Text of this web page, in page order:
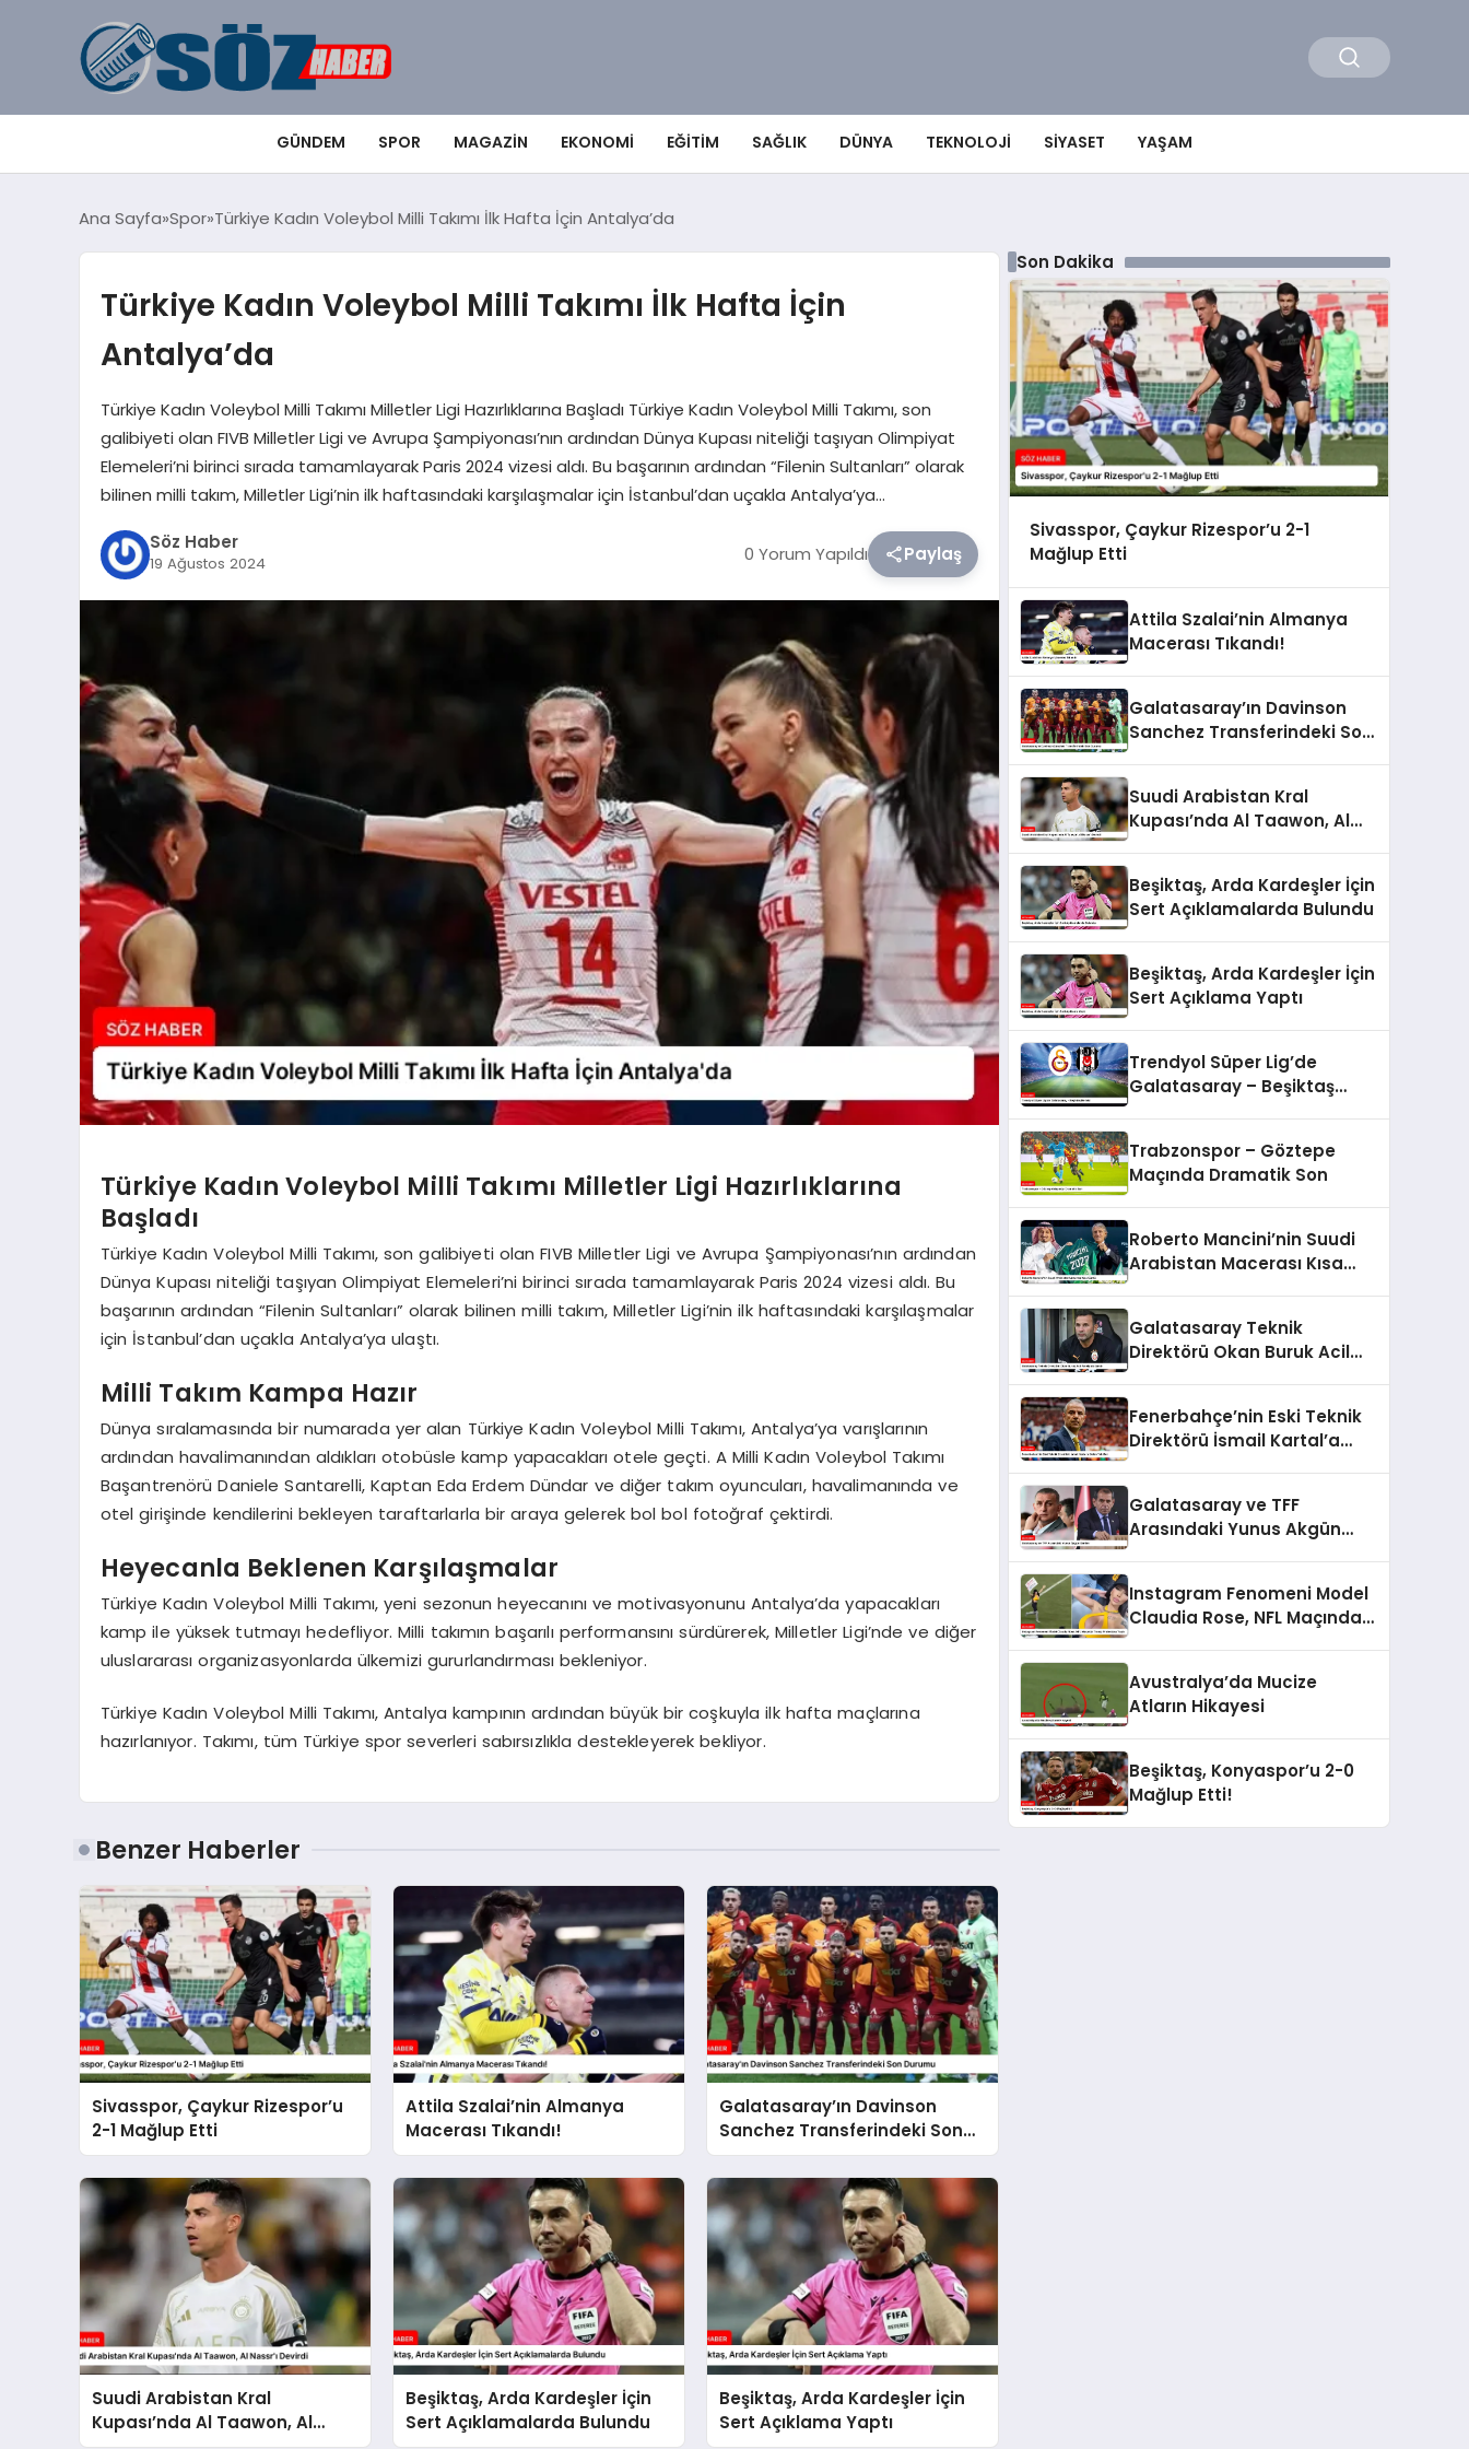
GÜNDEM SPOR MAGAZIN EKONOMI EĞITIM SAĞLIK DÜNYA TEKNOLOJI SIYASET YAŞAM
Ana Sayfa Spor Türkiye Kadın Voleybol Milli Takımı İlk Hafta İçin Antalya’da
Türkiye Kadın Voleybol Milli Takımı İlk Hafta İçin
Antalya’da
Türkiye Kadın Voleybol Milli Takımı Milletler Ligi Hazırlıklarına Başladı Türkiye Kadın Voleybol Milli Takımı, son
galibiyeti olan FIVB Milletler Ligi ve Avrupa Şampiyonası’nın ardından Dünya Kupası niteliği taşıyan Olimpiyat
Elemeleri’ni birinci sırada tamamlayarak Paris 2024 vizesi aldı. Bu başarının ardından “Filenin Sultanları” olarak
bilinen milli takım, Milletler Ligi’nin ilk haftasındaki karşılaşmalar için İstanbul’dan uçakla Antalya’ya…
Söz Haber
19 Ağustos 2024 0 Yorum Yapıldı Paylaş
Türkiye Kadın Voleybol Milli Takımı Milletler Ligi Hazırlıklarına
Başladı
Türkiye Kadın Voleybol Milli Takımı, son galibiyeti olan FIVB Milletler Ligi ve Avrupa Şampiyonası’nın ardından
Dünya Kupası niteliği taşıyan Olimpiyat Elemeleri’ni birinci sırada tamamlayarak Paris 2024 vizesi aldı. Bu
başarının ardından “Filenin Sultanları” olarak bilinen milli takım, Milletler Ligi’nin ilk haftasındaki karşılaşmalar
için İstanbul’dan uçakla Antalya’ya ulaştı.
Milli Takım Kampa Hazır
Dünya sıralamasında bir numarada yer alan Türkiye Kadın Voleybol Milli Takımı, Antalya’ya varışlarının
ardından havalimanından aldıkları otobüsle kamp yapacakları otele geçti. A Milli Kadın Voleybol Takımı
Başantrenörü Daniele Santarelli, Kaptan Eda Erdem Dündar ve diğer takım oyuncuları, havalimanında ve
otel girişinde kendilerini bekleyen taraftarlarla bir araya gelerek bol bol fotoğraf çektirdi.
Heyecanla Beklenen Karşılaşmalar
Türkiye Kadın Voleybol Milli Takımı, yeni sezonun heyecanını ve motivasyonunu Antalya’da yapacakları
kamp ile yüksek tutmayı hedefliyor. Milli takımın başarılı performansını sürdürerek, Milletler Ligi’nde ve diğer
uluslararası organizasyonlarda ülkemizi gururlandırması bekleniyor.
Türkiye Kadın Voleybol Milli Takımı, Antalya kampının ardından büyük bir coşkuyla ilk hafta maçlarına
hazırlanıyor. Takımı, tüm Türkiye spor severleri sabırsızlıkla destekleyerek bekliyor.
Benzer Haberler
Sivasspor, Çaykur Rizespor’u
2-1 Mağlup Etti
Attila Szalai’nin Almanya
Macerası Tıkandı!
Galatasaray’ın Davinson
Sanchez Transferindeki Son
Durumu
Suudi Arabistan Kral
Kupası’nda Al Taawon, Al
Beşiktaş, Arda Kardeşler İçin
Sert Açıklamalarda Bulundu
Beşiktaş, Arda Kardeşler İçin
Sert Açıklama Yaptı
Son Dakika
Sivasspor, Çaykur Rizespor’u 2-1
Mağlup Etti
Attila Szalai’nin Almanya
Macerası Tıkandı!
Galatasaray’ın Davinson
Sanchez Transferindeki Son
Suudi Arabistan Kral
Kupası’nda Al Taawon, Al
Beşiktaş, Arda Kardeşler İçin
Sert Açıklamalarda Bulundu
Beşiktaş, Arda Kardeşler İçin
Sert Açıklama Yaptı
Trendyol Süper Lig’de
Galatasaray – Beşiktaş
Trabzonspor – Göztepe
Maçında Dramatik Son
Roberto Mancini’nin Suudi
Arabistan Macerası Kısa
Galatasaray Teknik
Direktörü Okan Buruk Acil
Fenerbahçe’nin Eski Teknik
Direktörü İsmail Kartal’a
Galatasaray ve TFF
Arasındaki Yunus Akgün
Instagram Fenomeni Model
Claudia Rose, NFL Maçında
Avustralya’da Mucize
Atların Hikayesi
Beşiktaş, Konyaspor’u 2-0
Mağlup Etti!